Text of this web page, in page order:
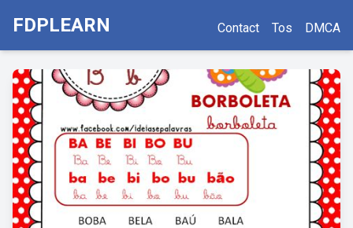
FDPLEARN Contact Tos DMCA